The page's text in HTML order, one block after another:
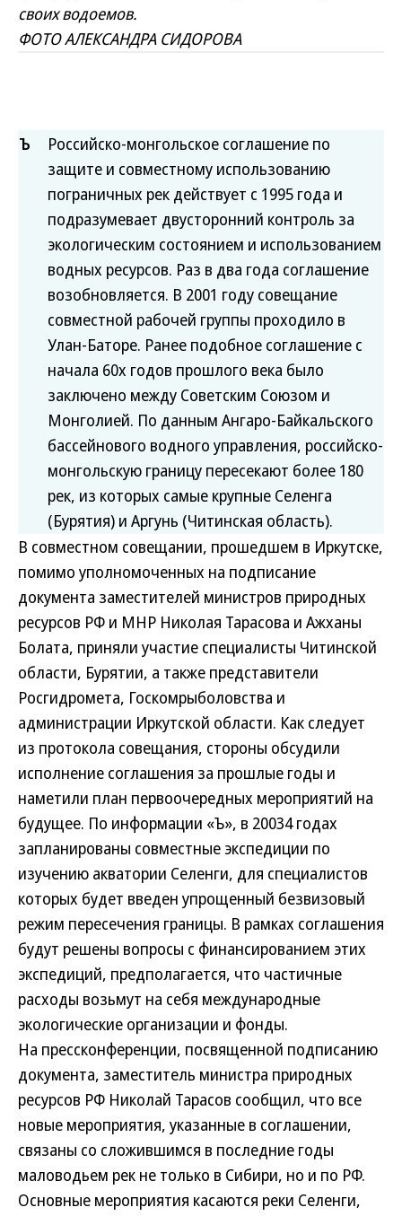
своих водоемов.
ФОТО АЛЕКСАНДРА СИДОРОВА
Ъ
Российско-монгольское соглашение по
защите и совместному использованию
пограничных рек действует с 1995 года и
подразумевает двусторонний контроль за
экологическим состоянием и использованием
водных ресурсов. Раз в два года соглашение
возобновляется. В 2001 году совещание
совместной рабочей группы проходило в
Улан-­Баторе. Ранее подобное соглашение с
начала 60­х годов прошлого века было
заключено между Советским Союзом и
Монголией. По данным Ангаро-­Байкальского
бассейнового водного управления, российско­
монгольскую границу пересекают более 180
рек, из которых самые крупные Селенга
(Бурятия) и Аргунь (Читинская область).
В совместном совещании, прошедшем в Иркутске,
помимо уполномоченных на подписание
документа заместителей министров природных
ресурсов РФ и МНР Николая Тарасова и Ажханы
Болата, приняли участие специалисты Читинской
области, Бурятии, а также представители
Росгидромета, Госкомрыболовства и
администрации Иркутской области. Как следует
из протокола совещания, стороны обсудили
исполнение соглашения за прошлые годы и
наметили план первоочередных мероприятий на
будущее. По информации «Ъ», в 2003­4 годах
запланированы совместные экспедиции по
изучению акватории Селенги, для специалистов
которых будет введен упрощенный безвизовый
режим пересечения границы. В рамках соглашения
будут решены вопросы с финансированием этих
экспедиций, предполагается, что частичные
расходы возьмут на себя международные
экологические организации и фонды.
На пресс­конференции, пос­вященной подписанию
документа, заместитель министра природных
ресурсов РФ Николай Тарасов сообщил, что все
новые мероприятия, указанные в соглашении,
связаны со сложившимся в последние годы
маловодьем рек не только в Сибири, но и по РФ.
Основные мероприятия касаются реки Селенги,